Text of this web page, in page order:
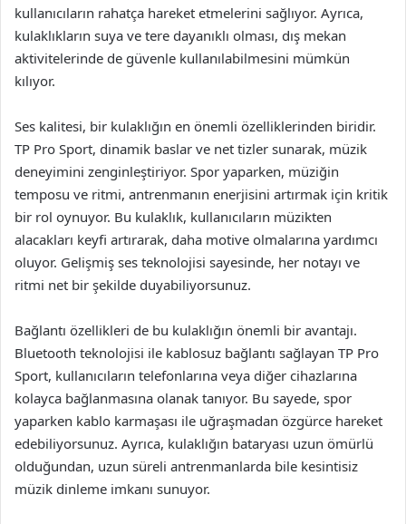
kullanıcıların rahatça hareket etmelerini sağlıyor. Ayrıca,
kulaklıkların suya ve tere dayanıklı olması, dış mekan
aktivitelerinde de güvenle kullanılabilmesini mümkün
kılıyor.
Ses kalitesi, bir kulaklığın en önemli özelliklerinden biridir.
TP Pro Sport, dinamik baslar ve net tizler sunarak, müzik
deneyimini zenginleştiriyor. Spor yaparken, müziğin
temposu ve ritmi, antrenmanın enerjisini artırmak için kritik
bir rol oynuyor. Bu kulaklık, kullanıcıların müzikten
alacakları keyfi artırarak, daha motive olmalarına yardımcı
oluyor. Gelişmiş ses teknolojisi sayesinde, her notayı ve
ritmi net bir şekilde duyabiliyorsunuz.
Bağlantı özellikleri de bu kulaklığın önemli bir avantajı.
Bluetooth teknolojisi ile kablosuz bağlantı sağlayan TP Pro
Sport, kullanıcıların telefonlarına veya diğer cihazlarına
kolayca bağlanmasına olanak tanıyor. Bu sayede, spor
yaparken kablo karmaşası ile uğraşmadan özgürce hareket
edebiliyorsunuz. Ayrıca, kulaklığın bataryası uzun ömürlü
olduğundan, uzun süreli antrenmanlarda bile kesintisiz
müzik dinleme imkanı sunuyor.